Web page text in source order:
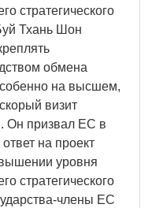
стратегического
Тхань Шон
обмена
на высшем,
визит
Он призвал ЕС в
на проект
уровня
стратегического
члены ЕС